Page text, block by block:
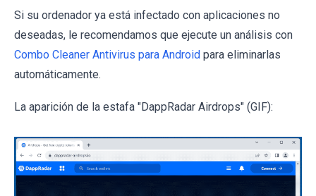
Si su ordenador ya está infectado con aplicaciones no
deseadas, le recomendamos que ejecute un análisis con
Combo Cleaner Antivirus para Android para eliminarlas
automáticamente.
La aparición de la estafa "DappRadar Airdrops" (GIF):